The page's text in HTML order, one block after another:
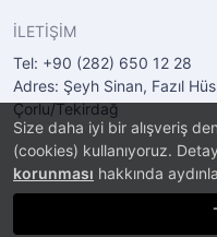
Size daha iyi bir alışveriş
(cookies) kullanıyoruz.
korunması hakkında
İLETİŞİM
Tel: +90 (282) 650 12 28
Adres: Şeyh Sinan, Fazıl
Çorlu/Tekirdağ
E-